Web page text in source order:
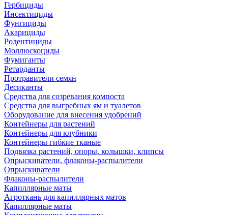
Гербициды
Инсектициды
Фунгициды
Акарициды
Родентициды
Моллюскоциды
Фумиганты
Ретарданты
Протравители семян
Десиканты
Средства для созревания компоста
Средства для выгребных ям и туалетов
Оборудование для внесения удобрений
Контейнеры для растений
Контейнеры для клубники
Контейнеры гибкие тканые
Подвязка растений, опоры, колышки, клипсы
Опрыскиватели, флаконы-распылители
Опрыскиватели
Флаконы-распылители
Капиллярные маты
Агроткань для капиллярных матов
Капиллярные маты